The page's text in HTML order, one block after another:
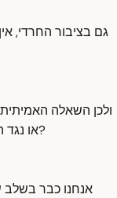
גם בציבור החרדי,
ולכן השאלה
או נגד הדתיים לאומיים. אין בזה שום עניין. איך אומרים?
אנחנו כבר בשלב